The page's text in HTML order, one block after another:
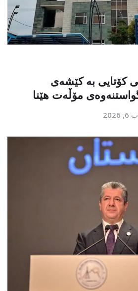
کۆتایی بە کێشەی
مۆڵەت هێنا
2026